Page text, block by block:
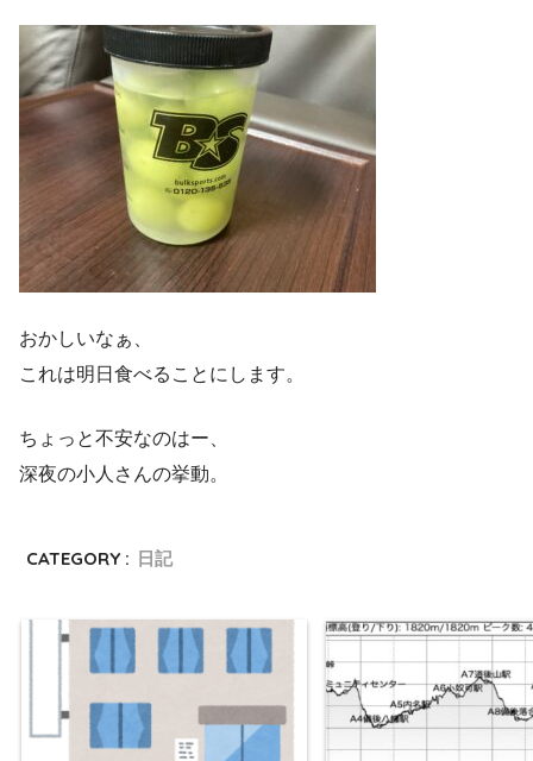
おかしいなぁ、
これは明日食べることにします。
ちょっと不安なのはー、
深夜の小人さんの挙動。
CATEGORY : 日記